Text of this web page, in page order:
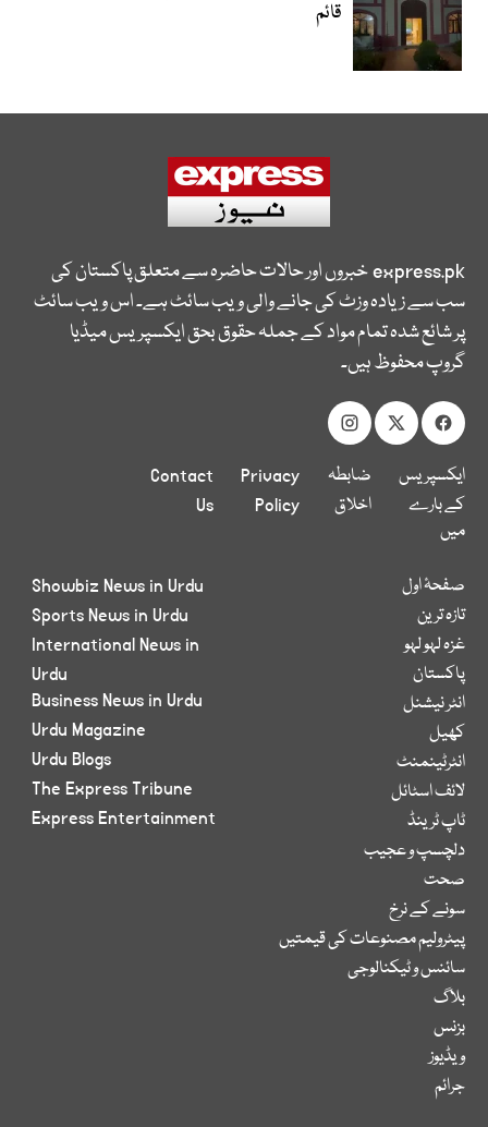
قائم
express.pkخبروں اور حالات حاضرہ سے متعلق پاکستان کی
سب سے زیادہ وزٹ کی جانے والی ویب سائٹ ہے۔ اس ویب سائٹ
پر شائع شدہ تمام مواد کے جملہ حقوق بحق ایکسپریس میڈیا
گروپ محفوظ ہیں۔
ایکسپریس
کے بارے
میں
ضابطہ
اخلاق
Privacy
Policy
Contact
Us
صفحۂ اول
تازہ ترین
غزہ لہو لہو
پاکستان
انٹر نیشنل
کھیل
انٹرٹینمنٹ
لائف اسٹائل
ٹاپ ٹرینڈ
دلچسپ و عجیب
صحت
سونے کے نرخ
پیٹرولیم مصنوعات کی قیمتیں
سائنس و ٹیکنالوجی
بلاگ
بزنس
ویڈیوز
جرائم
Showbiz News in Urdu
Sports News in Urdu
International News in
Urdu
Business News in Urdu
Urdu Magazine
Urdu Blogs
The Express Tribune
Express Entertainment